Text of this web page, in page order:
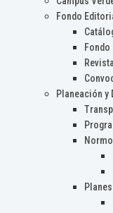
Fondo
Planeación